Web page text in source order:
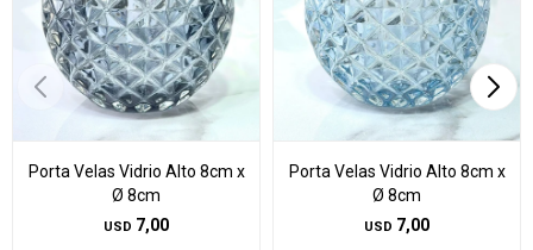
Porta Velas Vidrio Alto 8cm x
Ø 8cm
USD 7,00
Porta Velas Vidrio Alto 8cm x
Ø 8cm
USD 7,00